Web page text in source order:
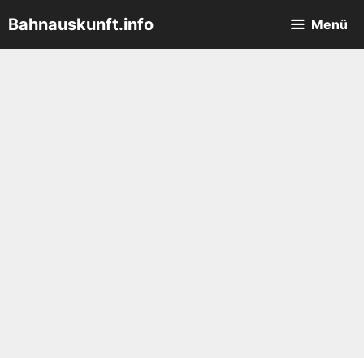
Inhalt
springen
Bahnauskunft.info Menü